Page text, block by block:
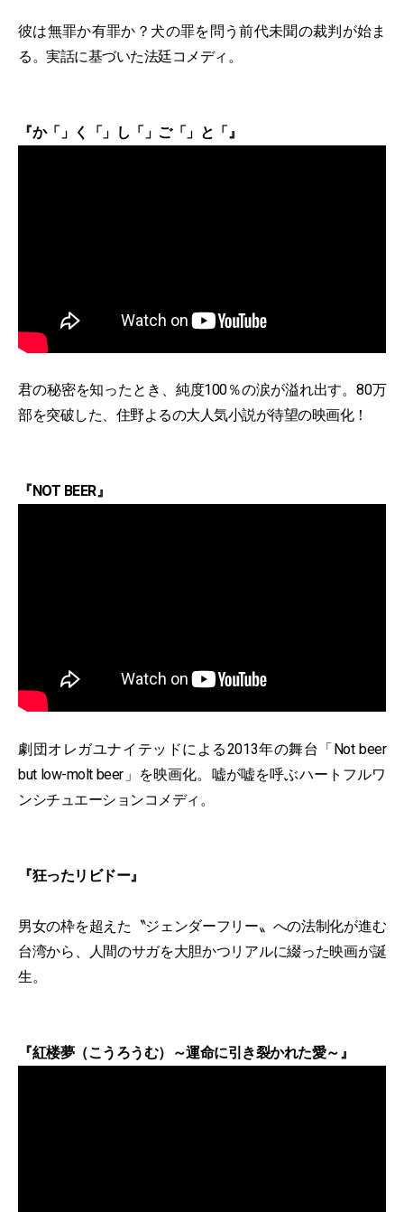
彼は無罪か有罪か？犬の罪を問う前代未聞の裁判が始ま
る。実話に基づいた法廷コメディ。
『か「」く「」し「」ご「」と「』
君の秘密を知ったとき、純度100％の涙が溢れ出す。80万
部を突破した、住野よるの大人気小説が待望の映画化！
『NOT BEER』
劇団オレガユナイテッドによる2013年の舞台「Not beer
but low-molt beer」を映画化。嘘が嘘を呼ぶハートフルワ
ンシチュエーションコメディ。
『狂ったリビドー』
男女の枠を超えた〝ジェンダーフリー〟への法制化が進む
台湾から、人間のサガを大胆かつリアルに綴った映画が誕
生。
『紅楼夢（こうろうむ）～運命に引き裂かれた愛～』